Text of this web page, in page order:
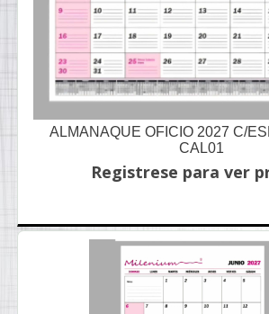
ALMANAQUE OFICIO 2027 C/
CAL01
Registrese para ver